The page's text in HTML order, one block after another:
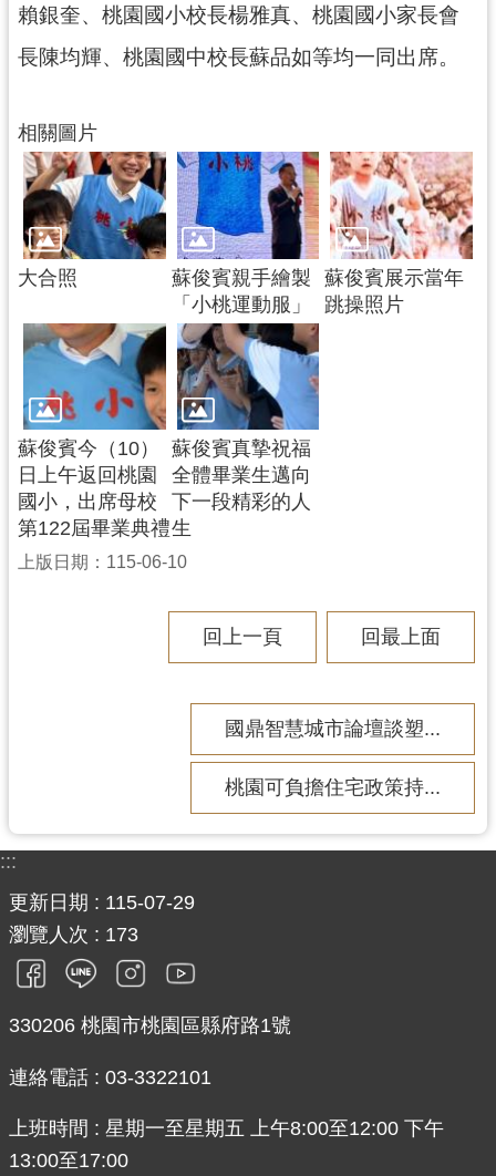
賴銀奎、桃園國小校長楊雅真、桃園國小家長會
長陳均輝、桃園國中校長蘇品如等均一同出席。
相關圖片
大合照
蘇俊賓親手繪製
「小桃運動服」
蘇俊賓展示當年
跳操照片
蘇俊賓今（10）
日上午返回桃園
國小，出席母校
第122屆畢業典禮
蘇俊賓真摯祝福
全體畢業生邁向
下一段精彩的人
生
上版日期：115-06-10
回上一頁 回最上面
國鼎智慧城市論壇談塑...
桃園可負擔住宅政策持...
:::
更新日期
115-07-29
瀏覽人次
173
330206 桃園市桃園區縣府路1號
連絡電話 : 03-3322101
上班時間 : 星期一至星期五 上午8:00至12:00 下午
13:00至17:00